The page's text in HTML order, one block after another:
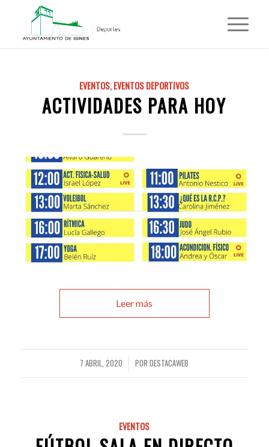
EVENTOS,EVENTOS DEPORTIVOS
ACTIVIDADES PARA HOY
Leer más
7 ABRIL, 2020
/ PORDESTACAWEB
EVENTOS